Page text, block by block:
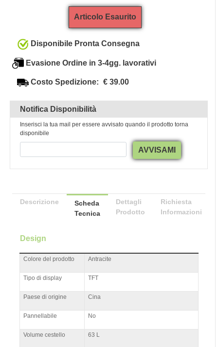
Articolo Esaurito
Disponibile Pronta Consegna
Evasione Ordine in 3-4gg. lavorativi
Costo Spedizione: € 39.00
Notifica Disponibilità
Inserisci la tua mail per essere avvisato quando il prodotto torna
disponibile
AVVISAMI
Descrizione
Scheda
Tecnica
Dettagli
Prodotto
Richiesta
Informazioni
Design
Colore del prodotto Antracite
Tipo di display TFT
Paese di origine Cina
Pannellabile No
Volume cestello 63 L